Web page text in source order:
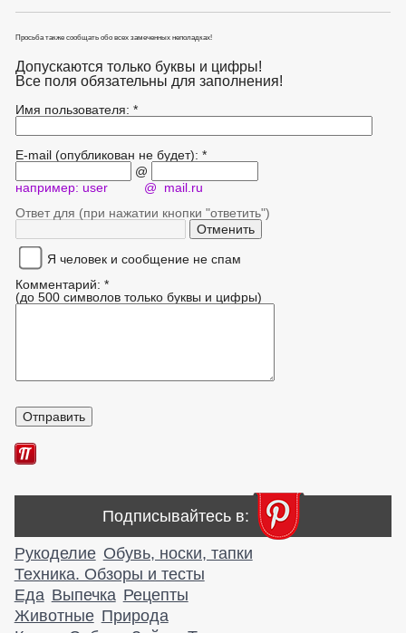
Просьба также сообщать обо всех замеченных неполадках!
Допускаются только буквы и цифры!
Все поля обязательны для заполнения!
Имя пользователя: *
E-mail (опубликован не будет): *
@
например: user @ mail.ru
Ответ для (при нажатии кнопки "ответить")
Я человек и сообщение не спам
Комментарий: *
(до 500 символов только буквы и цифры)
Подписывайтесь в:
Рукоделие Обувь, носки, тапки
Техника. Обзоры и тесты
Еда Выпечка Рецепты
Животные Природа